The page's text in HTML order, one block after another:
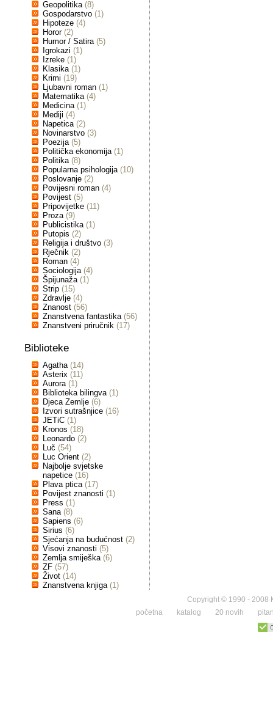
Geopolitika (8)
Gospodarstvo (1)
Hipoteze (4)
Horor (2)
Humor / Satira (5)
Igrokazi (1)
Izreke (1)
Klasika (1)
Krimi (19)
Ljubavni roman (1)
Matematika (4)
Medicina (1)
Mediji (4)
Napetica (2)
Novinarstvo (3)
Poezija (5)
Politička ekonomija (1)
Politika (8)
Popularna psihologija (10)
Poslovanje (2)
Povijesni roman (4)
Povijest (5)
Pripovijetke (11)
Proza (9)
Publicistika (1)
Putopis (2)
Religija i društvo (3)
Rječnik (2)
Roman (4)
Sociologija (4)
Špijunaža (1)
Strip (15)
Zdravlje (4)
Znanost (56)
Znanstvena fantastika (56)
Znanstveni priručnik (17)
Biblioteke
Agatha (14)
Asterix (11)
Aurora (1)
Biblioteka bilingva (1)
Djeca Zemlje (6)
Izvori sutrašnjice (16)
JETiC (1)
Kronos (18)
Leonardo (2)
Luč (54)
Luc Orient (2)
Najbolje svjetske
napetice (16)
Plava ptica (17)
Povijest znanosti (1)
Press (1)
Sana (8)
Sapiens (6)
Sirius (6)
Sjećanja na budućnost (2)
Visovi znanosti (5)
Zemlja smiješka (6)
ZF (57)
Život (14)
Znanstvena knjiga (1)
Copyright © 1990 - 2008
početna
katalog 20 novih